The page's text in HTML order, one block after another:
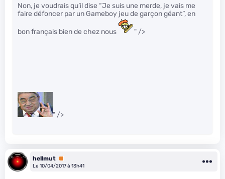
Non, je voudrais qu’il dise “Je suis une merde, je vais me
faire défoncer par un Gameboy jeu de garçon géant”, en
bon français bien de chez nous " />
" />
hellmut Premium
Le 10/04/2017 à 13h41